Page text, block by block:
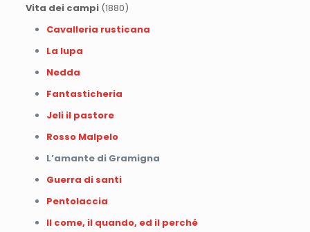
Vita dei campi(1880)
Cavalleria rusticana
La lupa
Nedda
Fantasticheria
Jeli il pastore
Rosso Malpelo
L’amante di Gramigna
Guerra di santi
Pentolaccia
Il come, il quando, ed il perché